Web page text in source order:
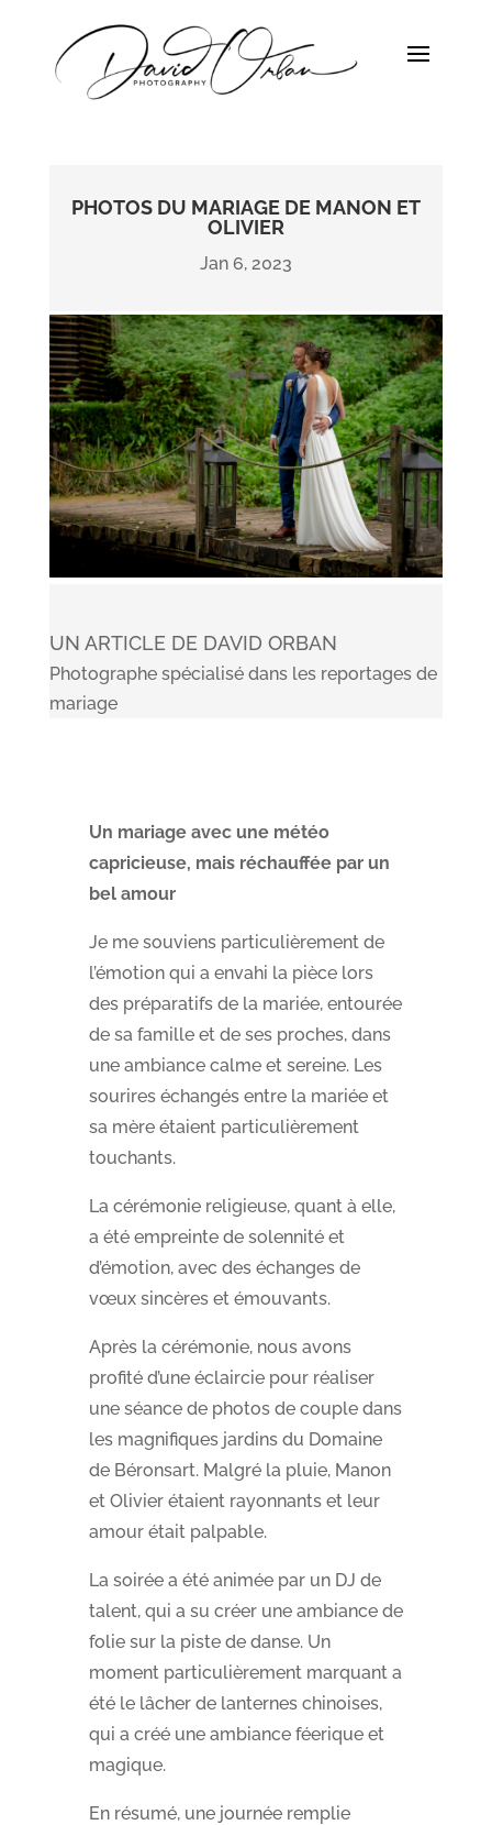
PHOTOS DU MARIAGE DE MANON ET
OLIVIER
Jan 6, 2023
UN ARTICLE DE DAVID ORBAN
Photographe spécialisé dans les reportages de
mariage
Un mariage avec une météo
capricieuse, mais réchauffée par un
bel amour
Je me souviens particulièrement de
l’émotion qui a envahi la pièce lors
des préparatifs de la mariée, entourée
de sa famille et de ses proches, dans
une ambiance calme et sereine. Les
sourires échangés entre la mariée et
sa mère étaient particulièrement
touchants.
La cérémonie religieuse, quant à elle,
a été empreinte de solennité et
d’émotion, avec des échanges de
vœux sincères et émouvants.
Après la cérémonie, nous avons
profité d’une éclaircie pour réaliser
une séance de photos de couple dans
les magnifiques jardins du Domaine
de Béronsart. Malgré la pluie, Manon
et Olivier étaient rayonnants et leur
amour était palpable.
La soirée a été animée par un DJ de
talent, qui a su créer une ambiance de
folie sur la piste de danse. Un
moment particulièrement marquant a
été le lâcher de lanternes chinoises,
qui a créé une ambiance féerique et
magique.
En résumé, une journée remplie